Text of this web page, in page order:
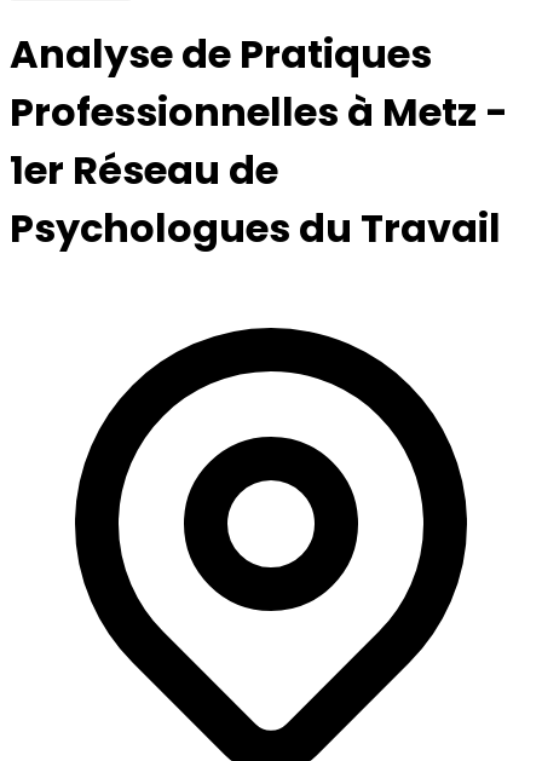
Analyse de Pratiques
Professionnelles à Metz -
1er Réseau de
Psychologues du Travail